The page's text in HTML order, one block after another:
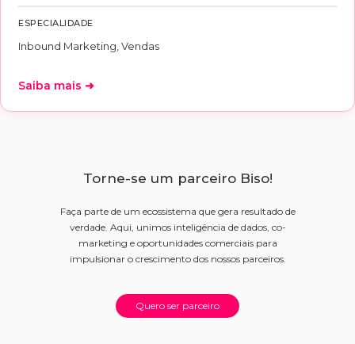
ESPECIALIDADE
Inbound Marketing, Vendas
Saiba mais ➜
Torne-se um parceiro Biso!
Faça parte de um ecossistema que gera resultado de
verdade. Aqui, unimos inteligência de dados, co-
marketing e oportunidades comerciais para
impulsionar o crescimento dos nossos parceiros.
Quero ser parceiro